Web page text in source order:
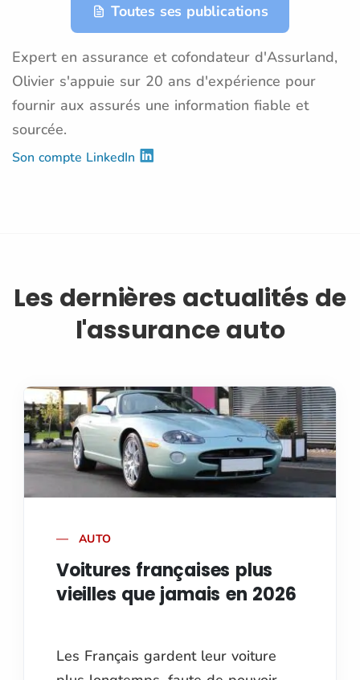
Toutes ses publications
Expert en assurance et cofondateur d'Assurland,
Olivier s'appuie sur 20 ans d'expérience pour
fournir aux assurés une information fiable et
sourcée.
Son compte LinkedIn
Les dernières actualités de
l'assurance auto
AUTO
Voitures françaises plus
vieilles que jamais en 2026
Les Français gardent leur voiture